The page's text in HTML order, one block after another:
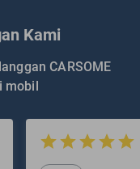
Kami
CARSOME
mobil